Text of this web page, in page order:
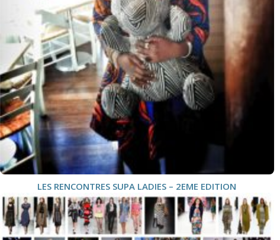
LES RENCONTRES SUPA LADIES – 2EME EDITION